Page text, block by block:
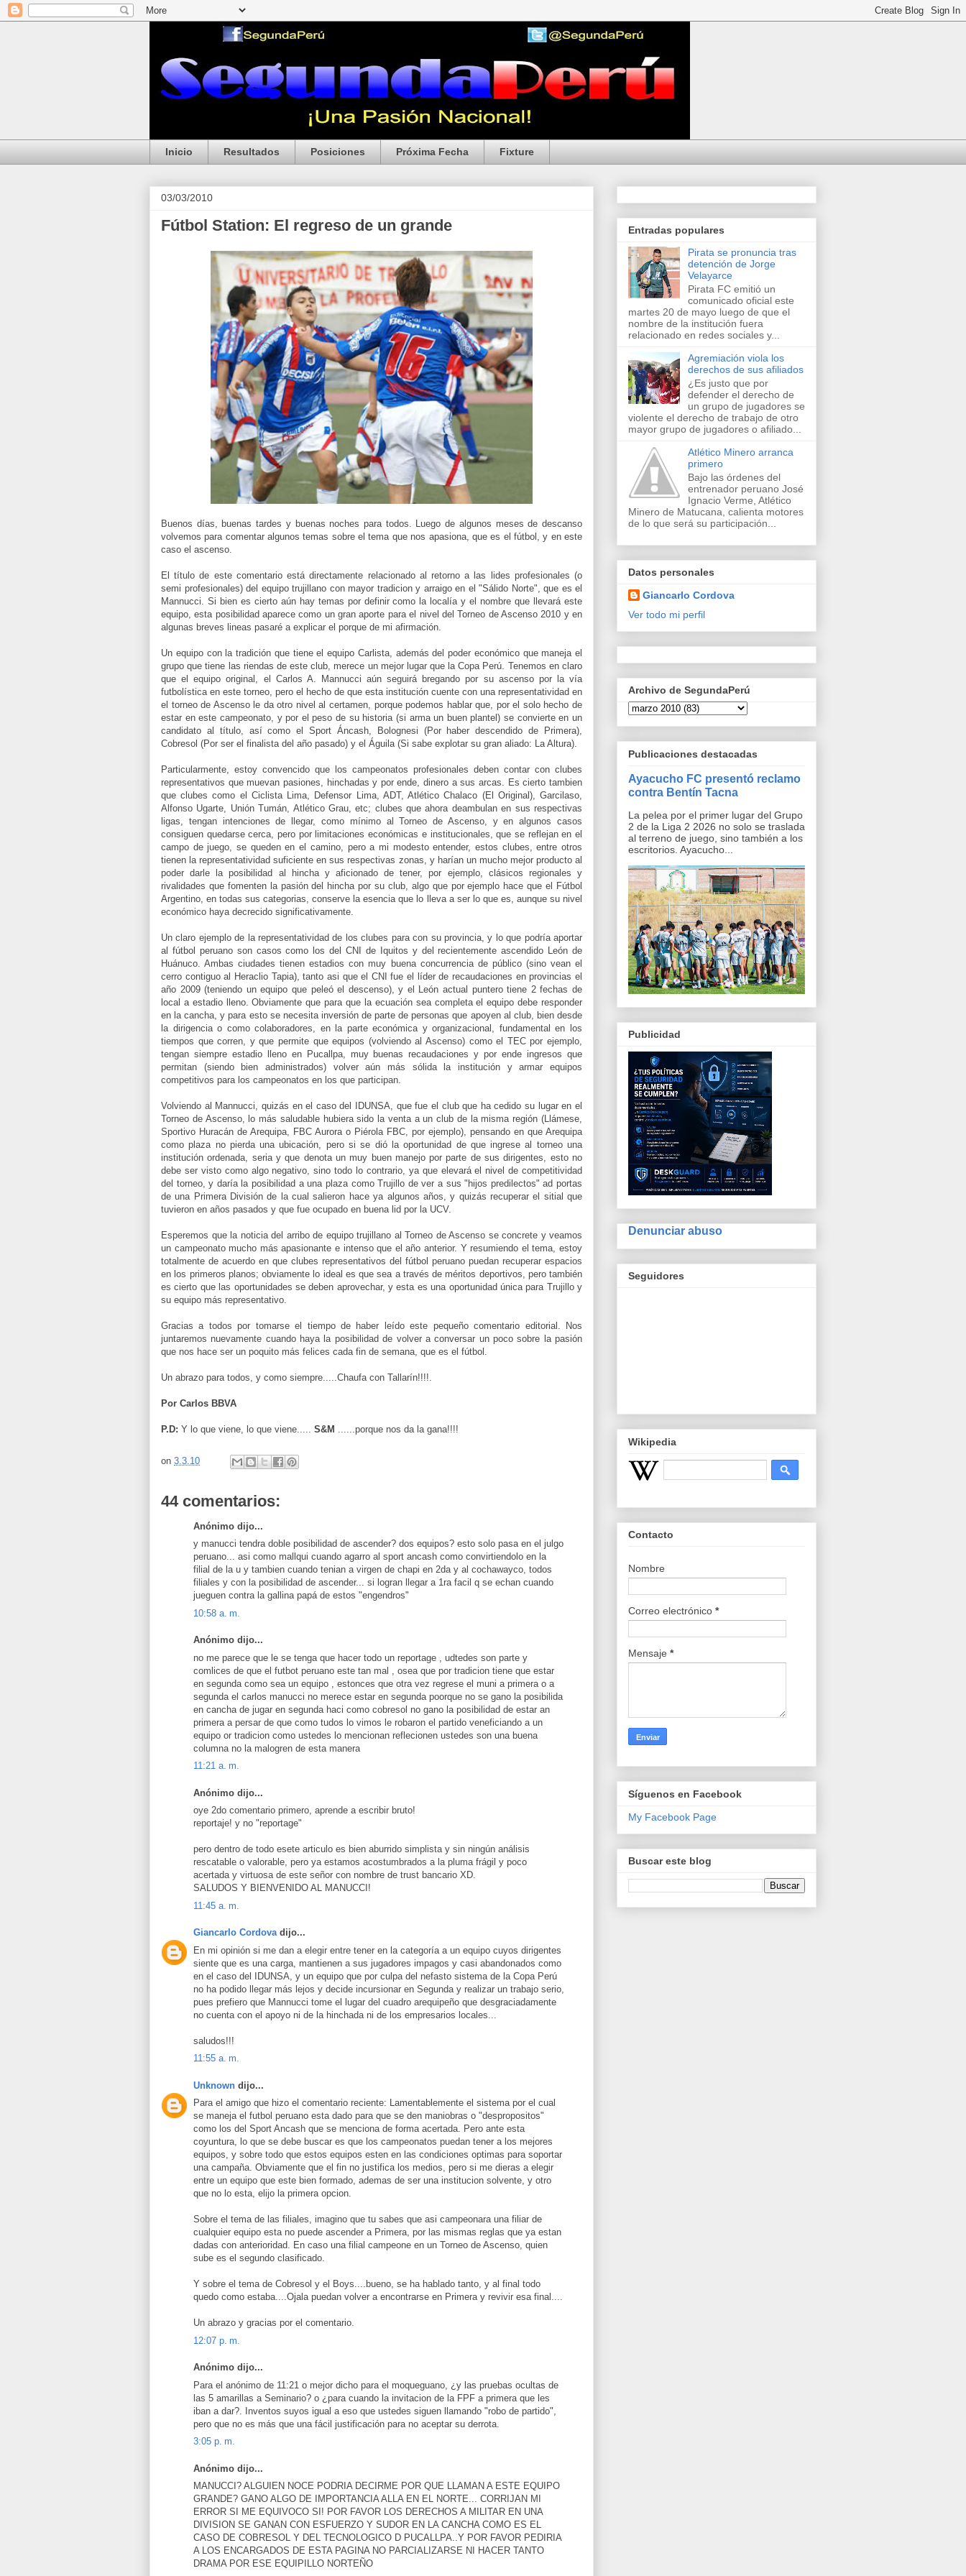
Inicio Resultados Posiciones Próxima Fecha Fixture
03/03/2010
Fútbol Station: El regreso de un grande
Buenos días, buenas tardes y buenas noches para todos. Luego de algunos meses de descanso
volvemos para comentar algunos temas sobre el tema que nos apasiona, que es el fútbol, y en este
caso el ascenso.
El título de este comentario está directamente relacionado al retorno a las lides profesionales (o
semi profesionales) del equipo trujillano con mayor tradicion y arraigo en el "Sálido Norte", que es el
Mannucci. Si bien es cierto aún hay temas por definir como la localía y el nombre que llevará este
equipo, esta posibilidad aparece como un gran aporte para el nivel del Torneo de Ascenso 2010 y en
algunas breves lineas pasaré a explicar el porque de mi afirmación.
Un equipo con la tradición que tiene el equipo Carlista, además del poder económico que maneja el
grupo que tiene las riendas de este club, merece un mejor lugar que la Copa Perú. Tenemos en claro
que el equipo original, el Carlos A. Mannucci aún seguirá bregando por su ascenso por la vía
futbolística en este torneo, pero el hecho de que esta institución cuente con una representatividad en
el torneo de Ascenso le da otro nivel al certamen, porque podemos hablar que, por el solo hecho de
estar en este campeonato, y por el peso de su historia (si arma un buen plantel) se convierte en un
candidato al título, así como el Sport Áncash, Bolognesi (Por haber descendido de Primera),
Cobresol (Por ser el finalista del año pasado) y el Águila (Si sabe explotar su gran aliado: La Altura).
Particularmente, estoy convencido que los campeonatos profesionales deben contar con clubes
representativos que muevan pasiones, hinchadas y por ende, dinero a sus arcas. Es cierto tambien
que clubes como el Ciclista Lima, Defensor Lima, ADT, Atlético Chalaco (El Original), Garcilaso,
Alfonso Ugarte, Unión Tumán, Atlético Grau, etc; clubes que ahora deambulan en sus respectivas
ligas, tengan intenciones de llegar, como mínimo al Torneo de Ascenso, y en algunos casos
consiguen quedarse cerca, pero por limitaciones económicas e institucionales, que se reflejan en el
campo de juego, se queden en el camino, pero a mi modesto entender, estos clubes, entre otros
tienen la representatividad suficiente en sus respectivas zonas, y harían un mucho mejor producto al
poder darle la posibilidad al hincha y aficionado de tener, por ejemplo, clásicos regionales y
rivalidades que fomenten la pasión del hincha por su club, algo que por ejemplo hace que el Fútbol
Argentino, en todas sus categorias, conserve la esencia que lo lleva a ser lo que es, aunque su nivel
económico haya decrecido significativamente.
Un claro ejemplo de la representatividad de los clubes para con su provincia, y lo que podría aportar
al fútbol peruano son casos como los del CNI de Iquitos y del recientemente ascendido León de
Huánuco. Ambas ciudades tienen estadios con muy buena concurrencia de público (sino vean el
cerro contiguo al Heraclio Tapia), tanto asi que el CNI fue el líder de recaudaciones en provincias el
año 2009 (teniendo un equipo que peleó el descenso), y el León actual puntero tiene 2 fechas de
local a estadio lleno. Obviamente que para que la ecuación sea completa el equipo debe responder
en la cancha, y para esto se necesita inversión de parte de personas que apoyen al club, bien desde
la dirigencia o como colaboradores, en la parte económica y organizacional, fundamental en los
tiempos que corren, y que permite que equipos (volviendo al Ascenso) como el TEC por ejemplo,
tengan siempre estadio lleno en Pucallpa, muy buenas recaudaciones y por ende ingresos que
permitan (siendo bien administrados) volver aún más sólida la institución y armar equipos
competitivos para los campeonatos en los que participan.
Volviendo al Mannucci, quizás en el caso del IDUNSA, que fue el club que ha cedido su lugar en el
Torneo de Ascenso, lo más saludable hubiera sido la venta a un club de la misma región (Llámese,
Sportivo Huracán de Arequipa, FBC Aurora o Piérola FBC, por ejemplo), pensando en que Arequipa
como plaza no pierda una ubicación, pero si se dió la oportunidad de que ingrese al torneo una
institución ordenada, seria y que denota un muy buen manejo por parte de sus dirigentes, esto no
debe ser visto como algo negativo, sino todo lo contrario, ya que elevará el nivel de competitividad
del torneo, y daría la posibilidad a una plaza como Trujillo de ver a sus "hijos predilectos" ad portas
de una Primera División de la cual salieron hace ya algunos años, y quizás recuperar el sitial que
tuvieron en años pasados y que fue ocupado en buena lid por la UCV.
Esperemos que la noticia del arribo de equipo trujillano al Torneo de Ascenso se concrete y veamos
un campeonato mucho más apasionante e intenso que el año anterior. Y resumiendo el tema, estoy
totalmente de acuerdo en que clubes representativos del fútbol peruano puedan recuperar espacios
en los primeros planos; obviamente lo ideal es que sea a través de méritos deportivos, pero también
es cierto que las oportunidades se deben aprovechar, y esta es una oportunidad única para Trujillo y
su equipo más representativo.
Gracias a todos por tomarse el tiempo de haber leído este pequeño comentario editorial. Nos
juntaremos nuevamente cuando haya la posibilidad de volver a conversar un poco sobre la pasión
que nos hace ser un poquito más felices cada fin de semana, que es el fútbol.
Un abrazo para todos, y como siempre.....Chaufa con Tallarín!!!!.
Por Carlos BBVA
P.D: Y lo que viene, lo que viene..... S&M ......porque nos da la gana!!!!
on 3.3.10
44 comentarios:
Anónimo dijo...
y manucci tendra doble posibilidad de ascender? dos equipos? esto solo pasa en el julgo
peruano... asi como mallqui cuando agarro al sport ancash como convirtiendolo en la
filial de la u y tambien cuando tenian a virgen de chapi en 2da y al cochawayco, todos
filiales y con la posibilidad de ascender... si logran llegar a 1ra facil q se echan cuando
jueguen contra la gallina papá de estos "engendros"
10:58 a. m.
Anónimo dijo...
no me parece que le se tenga que hacer todo un reportage , udtedes son parte y
comlices de que el futbot peruano este tan mal , osea que por tradicion tiene que estar
en segunda como sea un equipo , estonces que otra vez regrese el muni a primera o a
segunda el carlos manucci no merece estar en segunda poorque no se gano la posibilida
en cancha de jugar en segunda haci como cobresol no gano la posibilidad de estar an
primera a persar de que como tudos lo vimos le robaron el partido veneficiando a un
equipo or tradicion como ustedes lo mencionan reflecionen ustedes son una buena
columna no la malogren de esta manera
11:21 a. m.
Anónimo dijo...
oye 2do comentario primero, aprende a escribir bruto!
reportaje! y no "reportage"
pero dentro de todo esete articulo es bien aburrido simplista y sin ningún análisis
rescatable o valorable, pero ya estamos acostumbrados a la pluma frágil y poco
acertada y virtuosa de este señor con nombre de trust bancario XD.
SALUDOS Y BIENVENIDO AL MANUCCI!
11:45 a. m.
Giancarlo Cordovadijo...
En mi opinión si me dan a elegir entre tener en la categoría a un equipo cuyos dirigentes
siente que es una carga, mantienen a sus jugadores impagos y casi abandonados como
en el caso del IDUNSA, y un equipo que por culpa del nefasto sistema de la Copa Perú
no ha podido llegar más lejos y decide incursionar en Segunda y realizar un trabajo serio,
pues prefiero que Mannucci tome el lugar del cuadro arequipeño que desgraciadamente
no cuenta con el apoyo ni de la hinchada ni de los empresarios locales...
saludos!!!
11:55 a. m.
Unknown dijo...
Para el amigo que hizo el comentario reciente: Lamentablemente el sistema por el cual
se maneja el futbol peruano esta dado para que se den maniobras o "despropositos"
como los del Sport Ancash que se menciona de forma acertada. Pero ante esta
coyuntura, lo que se debe buscar es que los campeonatos puedan tener a los mejores
equipos, y sobre todo que estos equipos esten en las condiciones optimas para soportar
una campaña. Obviamente que el fin no justifica los medios, pero si me dieras a elegir
entre un equipo que este bien formado, ademas de ser una institucion solvente, y otro
que no lo esta, elijo la primera opcion.
Sobre el tema de las filiales, imagino que tu sabes que asi campeonara una filiar de
cualquier equipo esta no puede ascender a Primera, por las mismas reglas que ya estan
dadas con anterioridad. En caso una filial campeone en un Torneo de Ascenso, quien
sube es el segundo clasificado.
Y sobre el tema de Cobresol y el Boys....bueno, se ha hablado tanto, y al final todo
quedo como estaba....Ojala puedan volver a encontrarse en Primera y revivir esa final....
Un abrazo y gracias por el comentario.
12:07 p. m.
Anónimo dijo...
Para el anónimo de 11:21 o mejor dicho para el moqueguano, ¿y las pruebas ocultas de
las 5 amarillas a Seminario? o ¿para cuando la invitacion de la FPF a primera que les
iban a dar?. Inventos suyos igual a eso que ustedes siguen llamando "robo de partido",
pero que no es más que una fácil justificación para no aceptar su derrota.
3:05 p. m.
Anónimo dijo...
MANUCCI? ALGUIEN NOCE PODRIA DECIRME POR QUE LLAMAN A ESTE EQUIPO
GRANDE? GANO ALGO DE IMPORTANCIA ALLA EN EL NORTE... CORRIJAN MI
ERROR SI ME EQUIVOCO SI! POR FAVOR LOS DERECHOS A MILITAR EN UNA
DIVISION SE GANAN CON ESFUERZO Y SUDOR EN LA CANCHA COMO ES EL
CASO DE COBRESOL Y DEL TECNOLOGICO D PUCALLPA..Y POR FAVOR PEDIRIA
A LOS ENCARGADOS DE ESTA PAGINA NO PARCIALIZARSE NI HACER TANTO
DRAMA POR ESE EQUIPILLO NORTEÑO
Entradas populares
Pirata se pronuncia tras
detención de Jorge
Velayarce
Pirata FC emitió un
comunicado oficial este
martes 20 de mayo luego de que el
nombre de la institución fuera
relacionado en redes sociales y...
Agremiación viola los
derechos de sus afiliados
¿Es justo que por
defender el derecho de
un grupo de jugadores se
violente el derecho de trabajo de otro
mayor grupo de jugadores o afiliado...
Atlético Minero arranca
primero
Bajo las órdenes del
entrenador peruano José
Ignacio Verme, Atlético
Minero de Matucana, calienta motores
de lo que será su participación...
Datos personales
Giancarlo Cordova
Ver todo mi perfil
Archivo de SegundaPerú
Publicaciones destacadas
Ayacucho FC presentó reclamo
contra Bentín Tacna
La pelea por el primer lugar del Grupo
2 de la Liga 2 2026 no solo se traslada
al terreno de juego, sino también a los
escritorios. Ayacucho...
Publicidad
Denunciar abuso
Seguidores
Wikipedia
Contacto
Nombre
Correo electrónico *
Mensaje *
Síguenos en Facebook
My Facebook Page
Buscar este blog